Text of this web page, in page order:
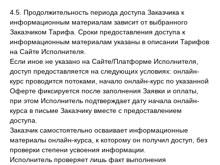
4.5. Продолжительность периода доступа Заказчика к
информационным материалам зависит от выбранного
Заказчиком Тарифа. Сроки предоставления доступа к
информационным материалам указаны в описании Тарифов
на Сайте Исполнителя.
Если иное не указано на Сайте/Платформе Исполнителя,
доступ предоставляется на следующих условиях: онлайн-
курс проводится потоками, начало онлайн-курс по указанной
Оферте фиксируется после заполнения Заявки и оплаты,
при этом Исполнитель подтверждает дату начала онлайн-
курса в письме Заказчику вместе с предоставлением
доступа.
Заказчик самостоятельно осваивает информационные
материалы онлайн-курса, к которому он получил доступ, без
проверки степени усвоения информации.
Исполнитель проверяет лишь факт выполнения